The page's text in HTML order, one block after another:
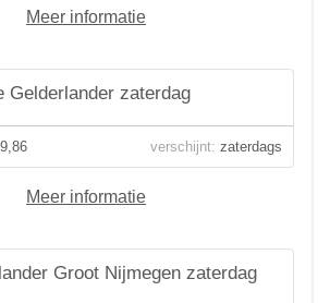
Meer informatie
Gelderlander zaterdag
verschijnt: zaterdags
Meer informatie
Groot Nijmegen zaterdag